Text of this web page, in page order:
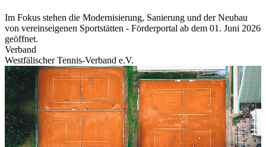
Im Fokus stehen die Modernisierung, Sanierung und der Neubau
von vereinseigenen Sportstätten - Förderportal ab dem 01. Juni 2026
geöffnet.
Verband
Westfälischer Tennis-Verband e.V.